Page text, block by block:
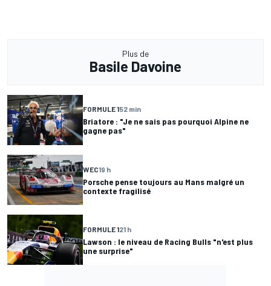
Plus de
Basile Davoine
FORMULE 152 min
Briatore : "Je ne sais pas pourquoi Alpine ne
gagne pas"
WEC19 h
Porsche pense toujours au Mans malgré un
contexte fragilisé
FORMULE 121 h
Lawson : le niveau de Racing Bulls "n'est plus
une surprise"